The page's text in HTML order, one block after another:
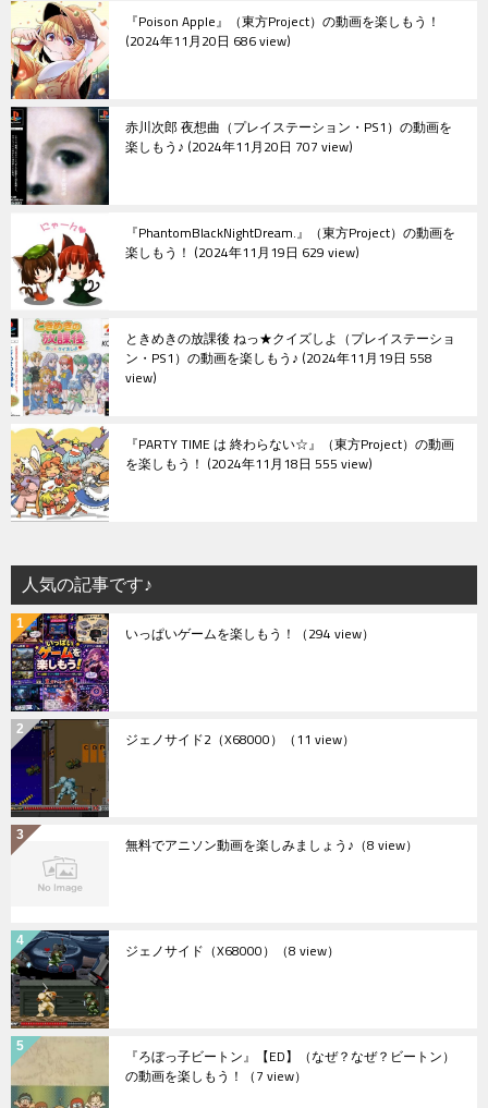
『Poison Apple』（東方Project）の動画を楽しもう！
2024年11月20日 686 view
赤川次郎 夜想曲（プレイステーション・PS1）の動画を
楽しもう♪ 2024年11月20日 707 view
『PhantomBlackNightDream.』（東方Project）の動画を
楽しもう！ 2024年11月19日 629 view
ときめきの放課後 ねっ★クイズしよ（プレイステーショ
ン・PS1）の動画を楽しもう♪ 2024年11月19日 558
view
『PARTY TIME は 終わらない☆』（東方Project）の動画
を楽しもう！ 2024年11月18日 555 view
人気の記事です♪
いっぱいゲームを楽しもう！ （294 view）
ジェノサイド2（X68000） （11 view）
無料でアニソン動画を楽しみましょう♪ （8 view）
ジェノサイド（X68000） （8 view）
『ろぼっ子ビートン』【ED】（なぜ？なぜ？ビートン）
の動画を楽しもう！ （7 view）